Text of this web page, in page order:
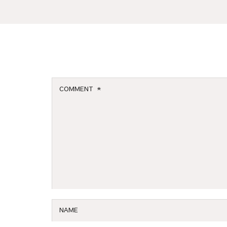
COMMENT *
NAME